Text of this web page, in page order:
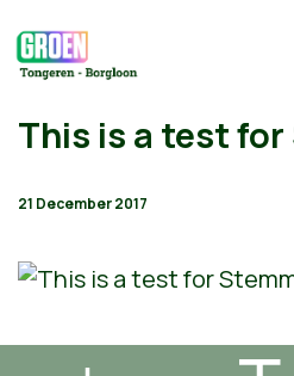
This is a test
21 December 2017